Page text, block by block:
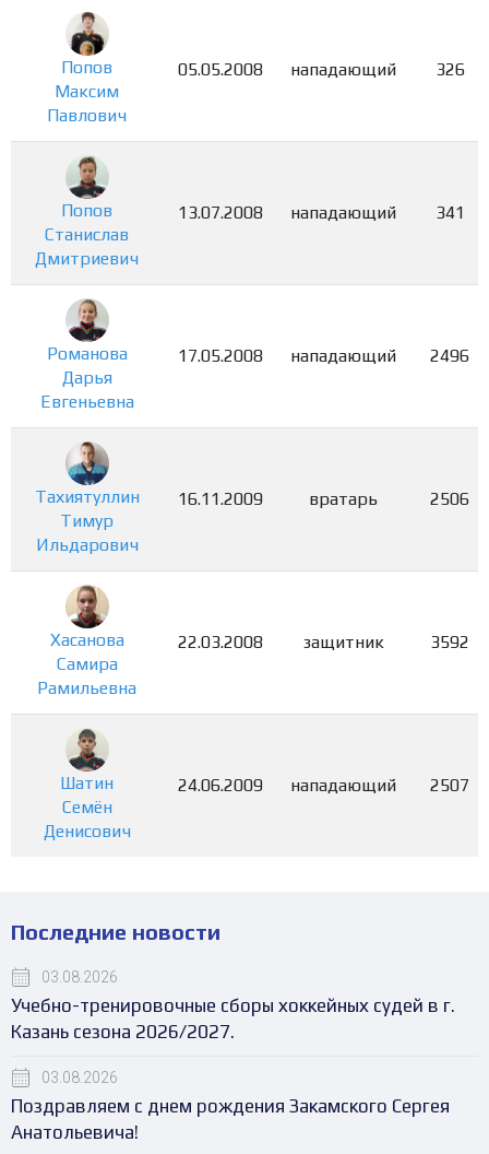
Попов
Максим
Павлович
05.05.2008 нападающий 326
Попов
Станислав
Дмитриевич
13.07.2008 нападающий 341
Романова
Дарья
Евгеньевна
17.05.2008 нападающий 2496
Тахиятуллин
Тимур
Ильдарович
16.11.2009 вратарь 2506
Хасанова
Самира
Рамильевна
22.03.2008 защитник 3592
Шатин
Семён
Денисович
24.06.2009 нападающий 2507
Последние новости
03.08.2026
Учебно-тренировочные сборы хоккейных судей в г.
Казань сезона 2026/2027.
03.08.2026
Поздравляем с днем рождения Закамского Сергея
Анатольевича!